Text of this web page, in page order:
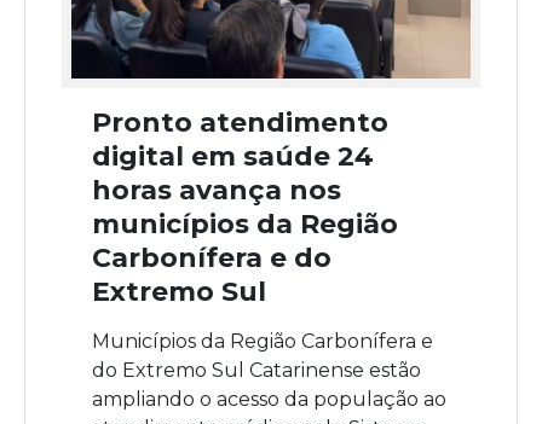
Pronto atendimento
digital em saúde 24
horas avança nos
municípios da Região
Carbonífera e do
Extremo Sul
Municípios da Região Carbonífera e
do Extremo Sul Catarinense estão
ampliando o acesso da população ao